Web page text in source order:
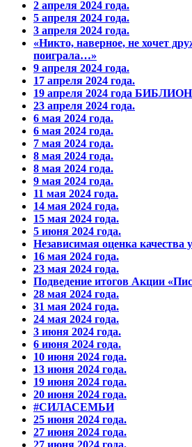
2 апреля 2024 года.
5 апреля 2024 года.
3 апреля 2024 года.
«Никто, наверное, не хочет
поиграла…»
9 апреля 2024 года.
17 апреля 2024 года.
19 апреля 2024 года
23 апреля 2024 года.
6 мая 2024 года.
6 мая 2024 года.
7 мая 2024 года.
8 мая 2024 года.
8 мая 2024 года.
9 мая 2024 года.
11 мая 2024 года.
14 мая 2024 года.
15 мая 2024 года.
5 июня 2024 года.
Независимая оценка качества
16 мая 2024 года.
23 мая 2024 года.
Подведение итогов Акции
28 мая 2024 года.
31 мая 2024 года.
24 мая 2024 года.
3 июня 2024 года.
6 июня 2024 года.
10 июня 2024 года.
13 июня 2024 года.
19 июня 2024 года.
20 июня 2024 года.
#СИЛАСЕМЬИ
25 июня 2024 года.
27 июня 2024 года.
27 июня 2024 года.